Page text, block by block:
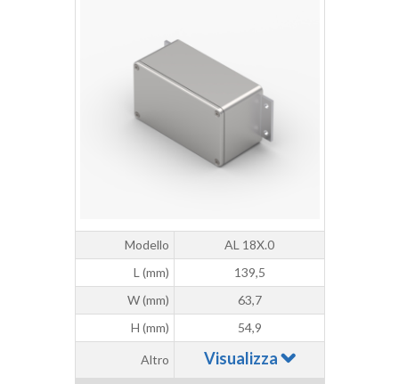
Modello
AL 18X.0
L (mm)
139,5
W (mm)
63,7
H (mm)
54,9
Altro Visualizza